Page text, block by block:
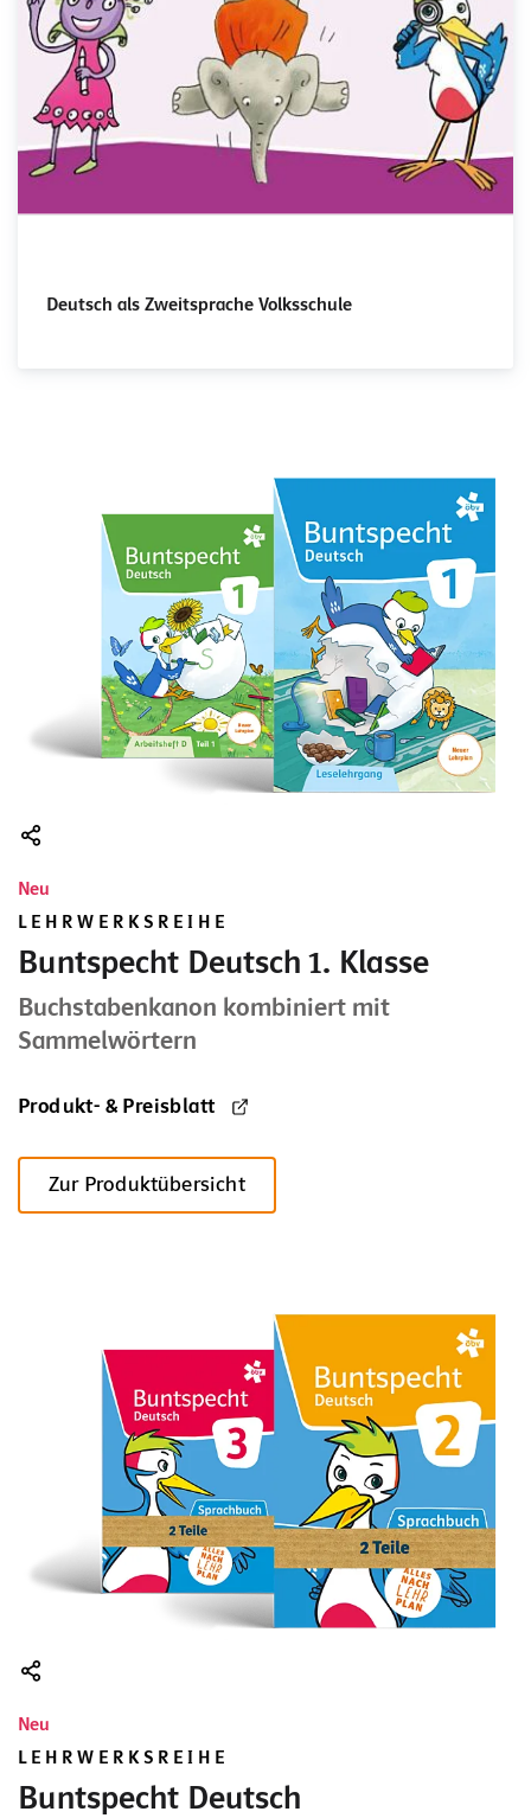
Deutsch als Zweitsprache Volksschule
Neu
LEHRWERKSREIHE
Buntspecht Deutsch 1. Klasse
Buchstabenkanon kombiniert mit
Sammelwörtern
Produkt- & Preisblatt
Zur Produktübersicht
Neu
LEHRWERKSREIHE
Buntspecht Deutsch